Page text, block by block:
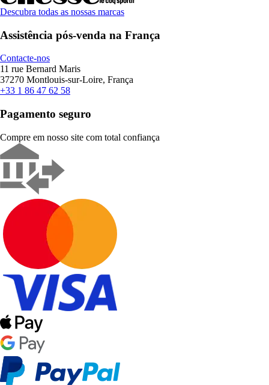
Descubra todas as nossas marcas
Assistência pós-venda na França
Contacte-nos
11 rue Bernard Maris
37270 Montlouis-sur-Loire, França
+33 1 86 47 62 58
Pagamento seguro
Compre em nosso site com total confiança